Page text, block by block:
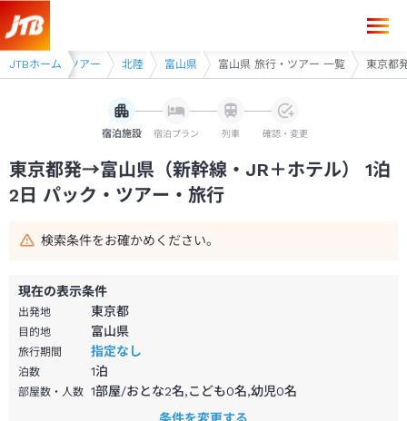
JTBホーム
線・JR利用ツアー 北陸 富山県 富山県 旅行・ツアー 一覧 東京都
宿泊施設 宿泊プラン 列車 確認・変更
東京都発→富山県（新幹線・JR＋ホテル） 1泊
2日 パック・ツアー・旅行
検索条件をお確かめください。
現在の表示条件
出発地 東京都
目的地 富山県
旅行期間 指定なし
泊数 1泊
部屋数・人数 1部屋/おとな2名,こども0名,幼児0名